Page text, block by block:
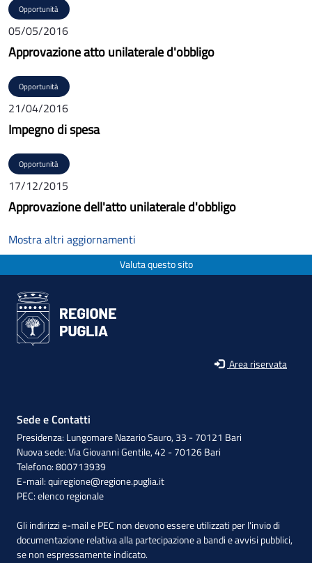
Opportunità
05/05/2016
Approvazione atto unilaterale d'obbligo
Opportunità
21/04/2016
Impegno di spesa
Opportunità
17/12/2015
Approvazione dell'atto unilaterale d'obbligo
Mostra altri aggiornamenti
Valuta questo sito
Area riservata
Sede e Contatti
Presidenza: Lungomare Nazario Sauro, 33 - 70121 Bari
Nuova sede: Via Giovanni Gentile, 42 - 70126 Bari
Telefono: 800713939
E-mail:quiregione@regione.puglia.it
PEC:elenco regionale
Gli indirizzi e-mail e PEC non devono essere utilizzati per l'invio di
documentazione relativa alla partecipazione a bandi e avvisi pubblici,
se non espressamente indicato.